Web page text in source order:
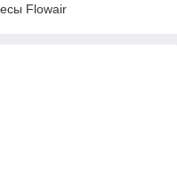
Flowair